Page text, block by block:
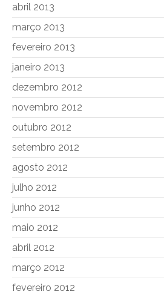
abril 2013
março 2013
fevereiro 2013
janeiro 2013
dezembro 2012
novembro 2012
outubro 2012
setembro 2012
agosto 2012
julho 2012
junho 2012
maio 2012
abril 2012
março 2012
fevereiro 2012